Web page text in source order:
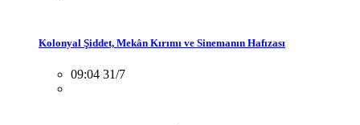
Kolonyal Şiddet, Mekân Kırımı ve Sinemanın Hafızası
09:04 31/7